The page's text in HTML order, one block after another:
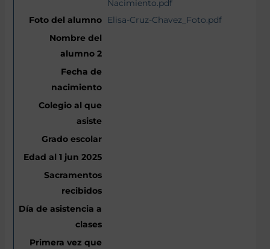
Nacimiento.pdf
Elisa-Cruz-Chavez_Foto.pdf